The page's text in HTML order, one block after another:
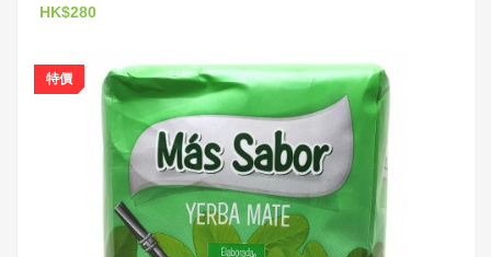
HK$280
特價